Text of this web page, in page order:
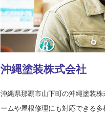
沖縄塗装株式会社
沖縄県那覇市山下町の沖縄塗装
ームや屋根修理にも対応できる多